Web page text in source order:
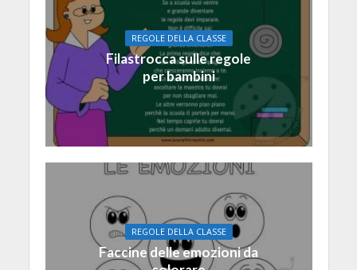
REGOLE DELLA CLASSE
Filastrocca sulle regole
per bambini
REGOLE DELLA CLASSE
Faccine delle emozioni da